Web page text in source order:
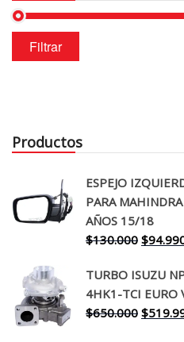
Precio
mínimo
Precio
máximo
Filtrar
Productos
ESPEJO
PARA
AÑOS 15/18
$130.000 El
original
era:
$
TURBO ISUZU
4HK1-TCI EURO
$650.000 El
$